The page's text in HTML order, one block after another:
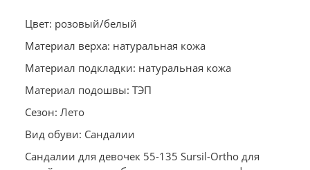
Цвет: розовый/белый
Материал верха: натуральная кожа
Материал подкладки: натуральная кожа
Материал подошвы: ТЭП
Сезон: Лето
Вид обуви: Сандалии
Сандалии для девочек 55-135 Sursil-Ortho для